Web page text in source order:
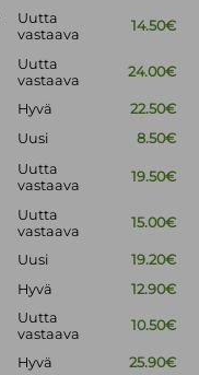
Uutta
vastaava
14.50€
Uutta
vastaava
24.00€
Hyvä
22.50€
Uusi
8.50€
Uutta
vastaava
19.50€
Uutta
vastaava
15.00€
Uusi
19.20€
Hyvä 12.90€
Uutta
vastaava
10.50€
Hyvä 25.90€